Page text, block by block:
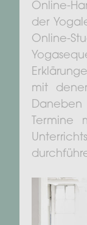
Online-
der
Online-
mit
Termine